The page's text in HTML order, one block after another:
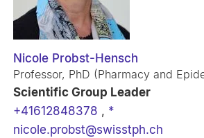
Nicole Probst-Hensch
Professor, PhD (Pharmacy and
Scientific Group Leader
+41612848378 , *
nicole.probst@swisstph.ch